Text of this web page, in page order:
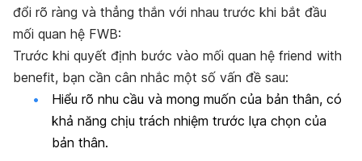
đổi rõ ràng và thẳng thắn với nhau trước khi bắt đầu
mối quan hệ FWB:
Trước khi quyết định bước vào mối quan hệ friend with
benefit, bạn cần cân nhắc một số vấn đề sau:
Hiểu rõ nhu cầu và mong muốn của bản thân, có
khả năng chịu trách nhiệm trước lựa chọn của
bản thân.